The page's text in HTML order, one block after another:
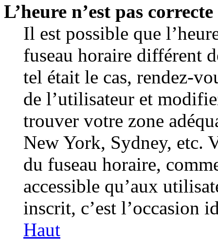
L’heure n’est pas
Il est possible que
fuseau horaire différent
tel était le cas, rendez-
de l’utilisateur et
trouver votre zone
New York, Sydney, etc.
du fuseau horaire,
accessible qu’aux
inscrit, c’est l’occasion
Haut